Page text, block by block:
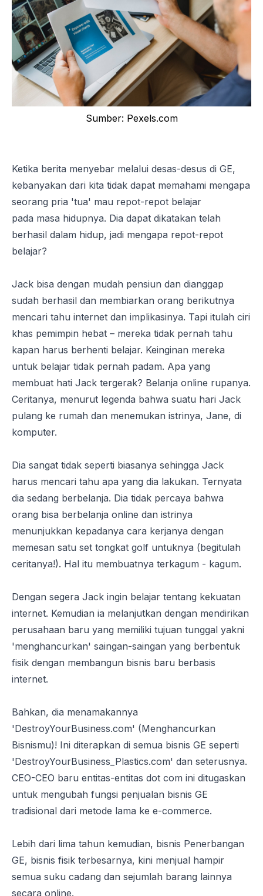
Sumber: Pexels.com
Ketika berita menyebar melalui desas-desus di GE,
kebanyakan dari kita tidak dapat memahami mengapa
seorang pria 'tua' mau repot-repot belajar
pada masa hidupnya. Dia dapat dikatakan telah
berhasil dalam hidup, jadi mengapa repot-repot
belajar?
Jack bisa dengan mudah pensiun dan dianggap
sudah berhasil dan membiarkan orang berikutnya
mencari tahu internet dan implikasinya. Tapi itulah ciri
khas pemimpin hebat – mereka tidak pernah tahu
kapan harus berhenti belajar. Keinginan mereka
untuk belajar tidak pernah padam. Apa yang
membuat hati Jack tergerak? Belanja online rupanya.
Ceritanya, menurut legenda bahwa suatu hari Jack
pulang ke rumah dan menemukan istrinya, Jane, di
komputer.
Dia sangat tidak seperti biasanya sehingga Jack
harus mencari tahu apa yang dia lakukan. Ternyata
dia sedang berbelanja. Dia tidak percaya bahwa
orang bisa berbelanja online dan istrinya
menunjukkan kepadanya cara kerjanya dengan
memesan satu set tongkat golf untuknya (begitulah
ceritanya!). Hal itu membuatnya terkagum - kagum.
Dengan segera Jack ingin belajar tentang kekuatan
internet. Kemudian ia melanjutkan dengan mendirikan
perusahaan baru yang memiliki tujuan tunggal yakni
'menghancurkan' saingan-saingan yang berbentuk
fisik dengan membangun bisnis baru berbasis
internet.
Bahkan, dia menamakannya
'DestroyYourBusiness.com' (Menghancurkan
Bisnismu)! Ini diterapkan di semua bisnis GE seperti
'DestroyYourBusiness_Plastics.com' dan seterusnya.
CEO-CEO baru entitas-entitas dot com ini ditugaskan
untuk mengubah fungsi penjualan bisnis GE
tradisional dari metode lama ke e-commerce.
Lebih dari lima tahun kemudian, bisnis Penerbangan
GE, bisnis fisik terbesarnya, kini menjual hampir
semua suku cadang dan sejumlah barang lainnya
secara online.